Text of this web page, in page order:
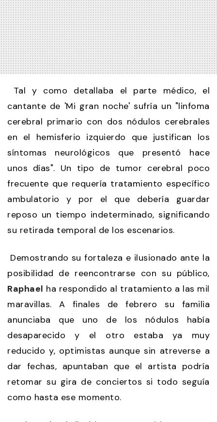
Tal y como detallaba el parte médico, el
cantante de 'Mi gran noche' sufría un "linfoma
cerebral primario con dos nódulos cerebrales
en el hemisferio izquierdo que justifican los
síntomas neurológicos que presentó hace
unos días". Un tipo de tumor cerebral poco
frecuente que requería tratamiento específico
ambulatorio y por el que debería guardar
reposo un tiempo indeterminado, significando
su retirada temporal de los escenarios.
Demostrando su fortaleza e ilusionado ante la
posibilidad de reencontrarse con su público,
Raphael ha respondido al tratamiento a las mil
maravillas. A finales de febrero su familia
anunciaba que uno de los nódulos había
desaparecido y el otro estaba ya muy
reducido y, optimistas aunque sin atreverse a
dar fechas, apuntaban que el artista podría
retomar su gira de conciertos si todo seguía
como hasta ese momento.